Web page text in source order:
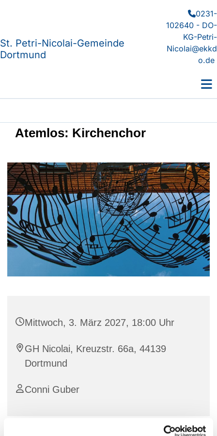
St. Petri-Nicolai-Gemeinde
Dortmund
0231-
102640 - DO-
KG-Petri-
Nicolai@ekkd
o.de
Atemlos: Kirchenchor
Mittwoch, 3. März 2027, 18:00 Uhr
GH Nicolai, Kreuzstr. 66a, 44139
Dortmund
Conni Guber